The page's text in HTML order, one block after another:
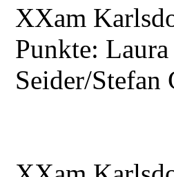
XXam
Punkte:
Seider/Stefan